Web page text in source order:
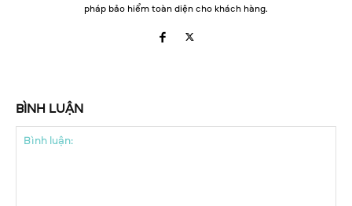
pháp bảo hiểm toàn diện cho khách hàng.
BÌNH LUẬN